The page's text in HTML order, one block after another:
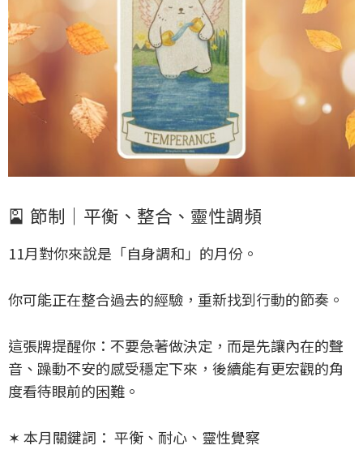
🎴 節制｜平衡、整合、靈性調頻
11月對你來說是「自身調和」的月份。
你可能正在整合過去的經驗，重新找到行動的節奏。
這張牌提醒你：不要急著做決定，而是先讓內在的聲
音、躁動不安的感受穩定下來，後續能有更宏觀的角
度看待眼前的困難。
✶ 本月關鍵詞： 平衡、耐心、靈性覺察